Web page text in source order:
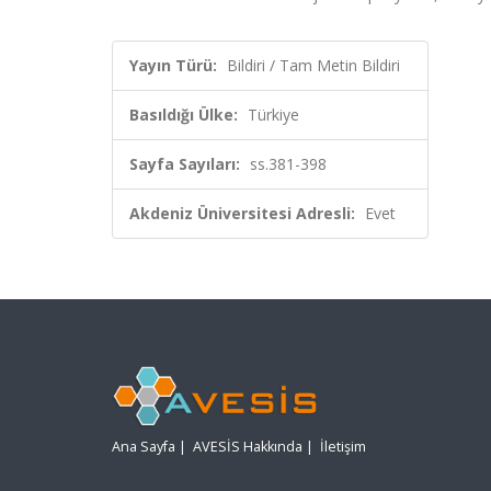
Yayın Türü: Bildiri / Tam Metin Bildiri
Basıldığı Ülke: Türkiye
Sayfa Sayıları: ss.381-398
Akdeniz Üniversitesi Adresli: Evet
Ana Sayfa | AVESİS Hakkında | İletişim